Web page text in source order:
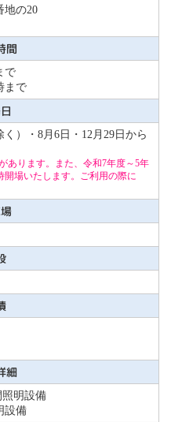
地の20
間
で
まで
）・8月6日・12月29日から
あります。また、令和7年度～5年
開場いたします。ご利用の際に
細
明設備
設備